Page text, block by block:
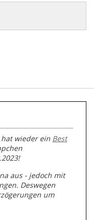
hat wieder ein Best
aus - jedoch mit
Deswegen
um